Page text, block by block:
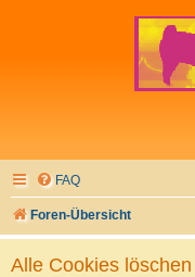
FAQ
Foren-Übersicht
Alle Cookies löschen